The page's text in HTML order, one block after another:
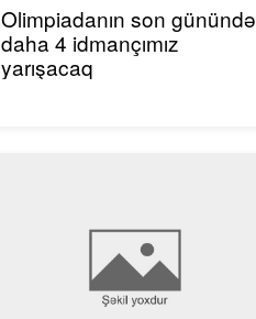
Olimpiadanın son günündə
daha 4 idmançımız
yarışacaq